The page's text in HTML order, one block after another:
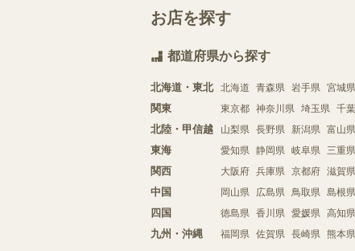
お店を探す
都道府県から探す
北海道・東北 北海道 青森県 岩手県 宮城県
関東 東京都 神奈川県 埼玉県 千
北陸・甲信越 山梨県 長野県 新潟県 富山県
東海 愛知県 静岡県 岐阜県 三重県
関西 大阪府 兵庫県 京都府 滋賀県
中国 岡山県 広島県 鳥取県 島根県
四国 徳島県 香川県 愛媛県 高知県
九州・沖縄 福岡県 佐賀県 長崎県 熊本県